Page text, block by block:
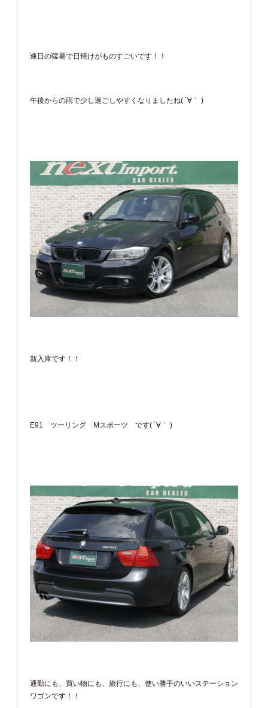
連日の猛暑で日焼けがものすごいです！！
午後からの雨で少し過ごしやすくなりましたね( ´∀｀ )
新入庫です！！
E91 ツーリング Mスポーツ です( ´∀｀ )
通勤にも、買い物にも、旅行にも、使い勝手のいいステーション
ワゴンです！！